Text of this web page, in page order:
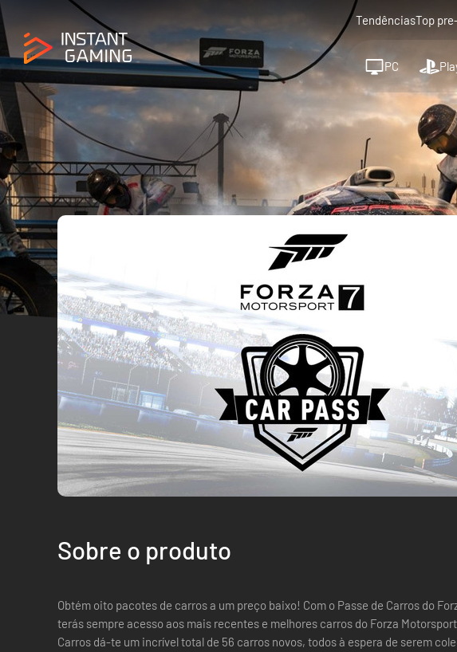
TendênciasTop
PC
Sobre o produto
Obtém oito pacotes de carros a um preço baixo! Com o Passe de Carros do Forza Motorsport 7,
terás sempre acesso aos mais recentes e melhores carros do Forza Motorsport
Carros dá-te um incrível total de 56 carros novos, todos à espera de serem